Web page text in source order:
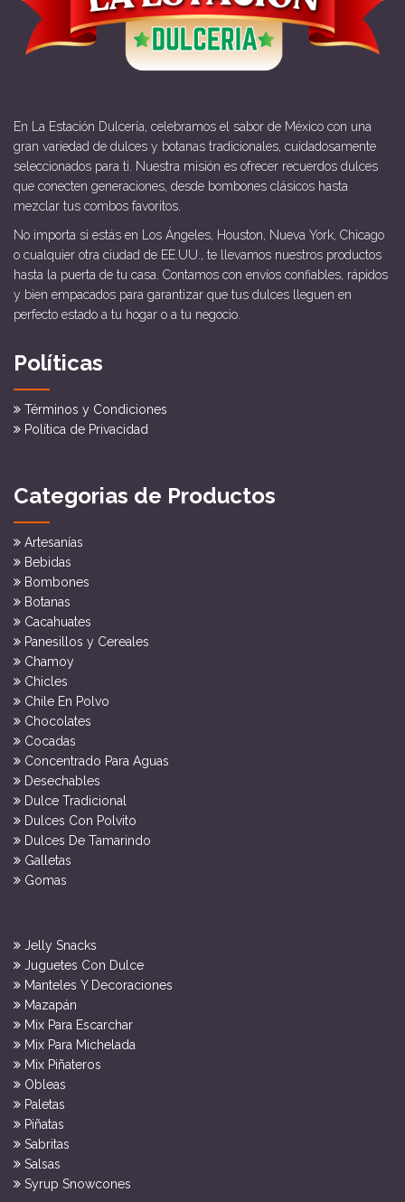
En La Estación Dulcería, celebramos el sabor de México con una
gran variedad de dulces y botanas tradicionales, cuidadosamente
seleccionados para ti. Nuestra misión es ofrecer recuerdos dulces
que conecten generaciones, desde bombones clásicos hasta
mezclar tus combos favoritos.
No importa si estás en Los Ángeles, Houston, Nueva York, Chicago
o cualquier otra ciudad de EE.UU., te llevamos nuestros productos
hasta la puerta de tu casa. Contamos con envíos confiables, rápidos
y bien empacados para garantizar que tus dulces lleguen en
perfecto estado a tu hogar o a tu negocio.
Políticas
Términos y Condiciones
Política de Privacidad
Categorias de Productos
Artesanías
Bebidas
Bombones
Botanas
Cacahuates
Panesillos y Cereales
Chamoy
Chicles
Chile En Polvo
Chocolates
Cocadas
Concentrado Para Aguas
Desechables
Dulce Tradicional
Dulces Con Polvito
Dulces De Tamarindo
Galletas
Gomas
Jelly Snacks
Juguetes Con Dulce
Manteles Y Decoraciones
Mazapán
Mix Para Escarchar
Mix Para Michelada
Mix Piñateros
Obleas
Paletas
Piñatas
Sabritas
Salsas
Syrup Snowcones